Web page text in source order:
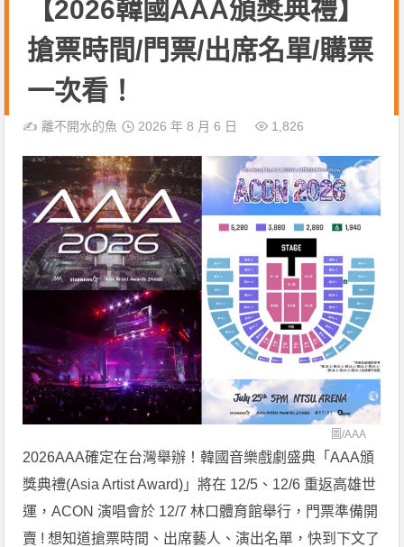
【2026韓國AAA頒獎典禮】
搶票時間/門票/出席名單/購票
一次看！
✍️離不開水的魚 2026 年 8 月 6 日 1,826
圖/AAA
2026AAA確定在台灣舉辦！韓國音樂戲劇盛典「AAA頒
獎典禮(Asia Artist Award)」將在 12/5、12/6 重返高雄世
運，ACON 演唱會於 12/7 林口體育館舉行，門票準備開
賣 ! 想知道搶票時間、出席藝人、演出名單，快到下文了